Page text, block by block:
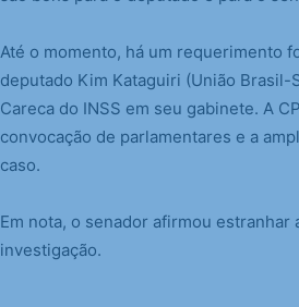
Até o momento, há um requerimento
deputado Kim Kataguiri (União
Careca do INSS em seu gabinete. A
convocação de parlamentares e a
caso.
Em nota, o senador afirmou
investigação.